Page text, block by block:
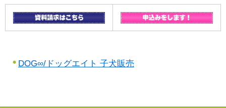
DOG∞/ドッグエイト 子犬販売